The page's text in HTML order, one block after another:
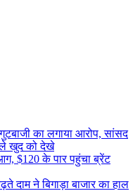
का लगाया आरोप, सांसद
खुद को देखे
$120 के पार पहुंचा ब्रेंट
ने बिगाड़ा बाजार का हाल